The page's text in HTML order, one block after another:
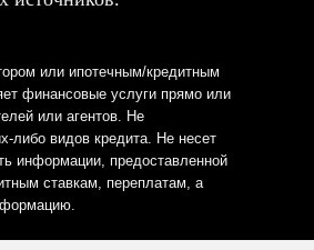
или ипотечным/кредитным
финансовые услуги прямо или
или агентов. Не
либо видов кредита. Не несет
информации, предоставленной
ставкам, переплатам, а